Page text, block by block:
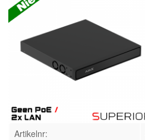
Artikelnr: